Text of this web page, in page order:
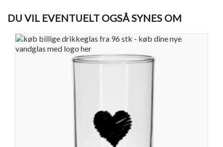
DU VIL EVENTUELT OGSÅ SYNES OM